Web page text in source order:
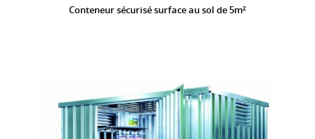
Conteneur sécurisé surface au sol de 5m²